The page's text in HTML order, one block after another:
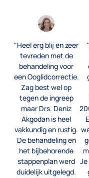
"Heel erg blij en zeer
tevreden met de
behandeling voor
een Ooglidcorrectie.
Zag best wel op
tegen de ingreep
maar Drs. Deniz
Akgodan is heel
vakkundig en rustig.
De behandeling en
het bijbehorende
stappenplan werd
duidelijk uitgelegd.